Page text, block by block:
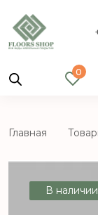
0
Главная
В наличии